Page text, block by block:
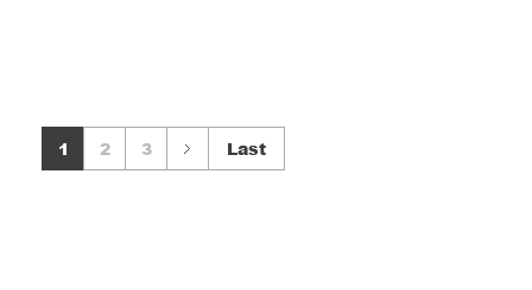
1 2 3 Last